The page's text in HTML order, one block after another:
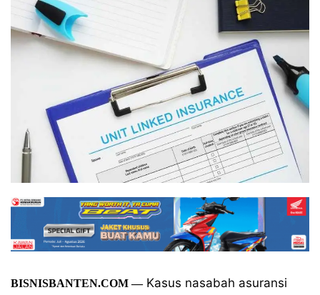
BISNISBANTEN.COM —Kasus nasabah asuransi